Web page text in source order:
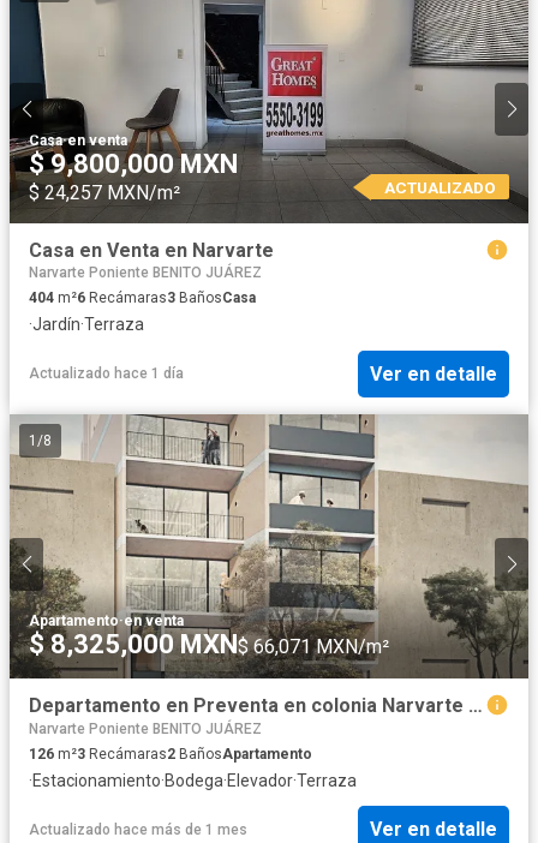
Casa·en venta
$ 9,800,000 MXN
$ 24,257 MXN/m² ACTUALIZADO
Casa en Venta en Narvarte
Narvarte Poniente BENITO JUÁREZ
404 m²6 Recámaras3 BañosCasa
·Jardín·Terraza
Actualizado hace 1 día Ver en detalle
1 /8
Apartamento·en venta
$ 8,325,000 MXN$ 66,071 MXN/m²
Departamento en Preventa en colonia Narvarte Poniente
Narvarte Poniente BENITO JUÁREZ
126 m²3 Recámaras2 BañosApartamento
·Estacionamiento·Bodega·Elevador·Terraza
Actualizado hace más de 1 mes Ver en detalle